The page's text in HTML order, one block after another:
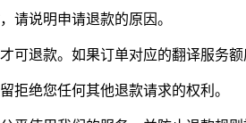
请说明申请退款的原因。
可退款。如果订单对应的翻译服务
拒绝您任何其他退款请求的权利。